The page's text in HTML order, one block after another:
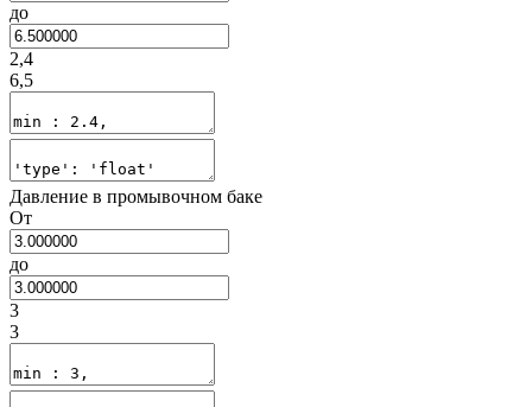
до
2,4
6,5
Давление в промывочном баке
От
до
3
3